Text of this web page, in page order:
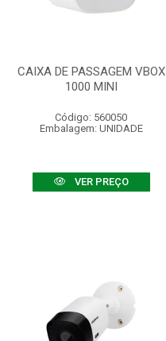
CAIXA DE PASSAGEM VBOX
1000 MINI
Código: 560050
Embalagem: UNIDADE
VER PREÇO